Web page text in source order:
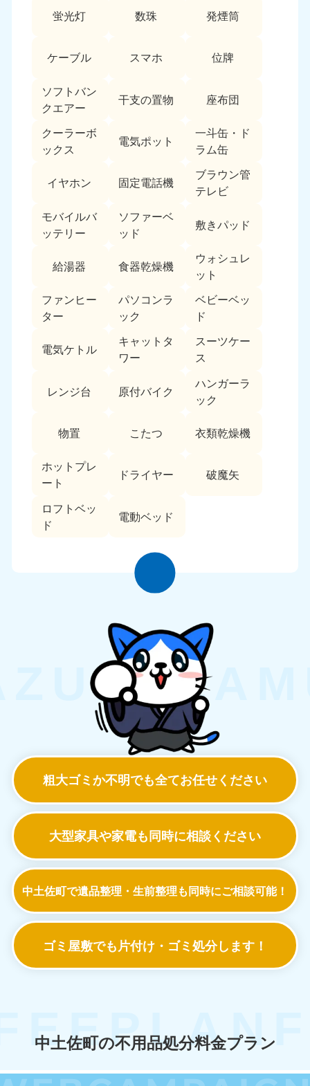
蛍光灯 数珠 発煙筒
ケーブル スマホ 位牌
ソフトバン
クエアー
干支の置物 座布団
クーラーボ
ックス
電気ポット
一斗缶・ド
ラム缶
イヤホン 固定電話機
ブラウン管
テレビ
モバイルバ
ッテリー
ソファーベ
ッド
敷きパッド
給湯器 食器乾燥機
ウォシュレ
ット
ファンヒー
ター
パソコンラ
ック
ベビーベッ
ド
電気ケトル
キャットタ
ワー
スーツケー
ス
レンジ台 原付バイク
ハンガーラ
ック
物置 こたつ 衣類乾燥機
ホットプレ
ート
ドライヤー 破魔矢
ロフトベッ
ド
電動ベッド
粗大ゴミか不明でも全てお任せください
大型家具や家電も同時に相談ください
中土佐町で遺品整理・生前整理も同時にご相談可能！
ゴミ屋敷でも 片付け・ゴミ処分します！
中土佐町の不用品処分料金プラン
050-1880-9891 050-1880-9889
大分県
9:00〜19:00 年中無休
宮崎県
050-1880-9892
9:00〜19:00 年中無休
050-1880-9887
9:00〜19:00 年中無休